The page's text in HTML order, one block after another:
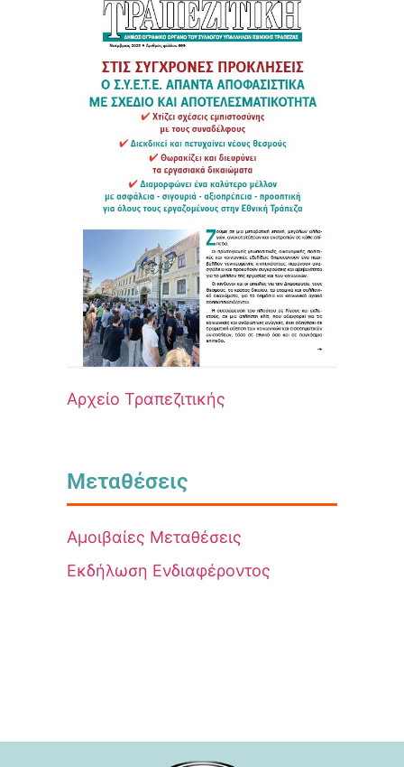
Αρχείο Τραπεζιτικής
Μεταθέσεις
Αμοιβαίες Μεταθέσεις
Εκδήλωση Ενδιαφέροντος